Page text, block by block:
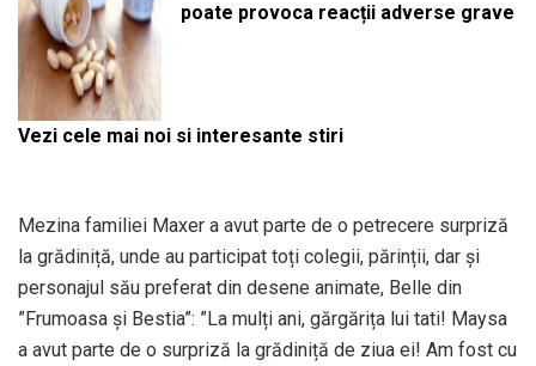
poate provoca reacții adverse grave
Vezi cele mai noi si interesante stiri
Mezina familiei Maxer a avut parte de o petrecere surpriză
la grădiniță, unde au participat toți colegii, părinții, dar și
personajul său preferat din desene animate, Belle din
”Frumoasa și Bestia”: ”La mulți ani, gărgărița lui tati! Maysa
a avut parte de o surpriză la grădiniță de ziua ei! Am fost cu